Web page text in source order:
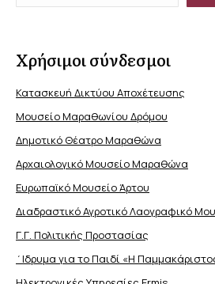
Χρήσιμοι σύνδεσμοι
Κατασκευή Δικτύου Αποχέτευσης
Μουσείο Μαραθωνίου Δρόμου
Δημοτικό Θέατρο Μαραθώνα
Αρχαιολογικό Μουσείο Μαραθώνα
Ευρωπαϊκό Μουσείο Άρτου
Διαδραστικό Αγροτικό Λαογραφικό
Γ.Γ. Πολιτικής Προστασίας
΄Ιδρυμα για το Παιδί «Η